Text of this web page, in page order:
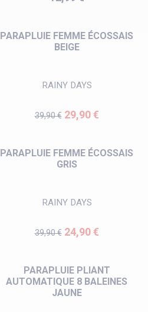
PARAPLUIE FEMME ÉCOSSAIS
BEIGE
RAINY DAYS
Prix de base
39,90 € Prix
29,90 €
PARAPLUIE FEMME ÉCOSSAIS
GRIS
RAINY DAYS
Prix de base
39,90 € Prix
24,90 €
PARAPLUIE PLIANT
AUTOMATIQUE 8 BALEINES
JAUNE